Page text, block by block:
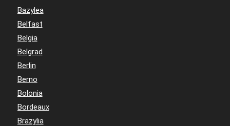
Bazylea
Belfast
Belgia
Belgrad
Berlin
Berno
Bolonia
Bordeaux
Brazylia